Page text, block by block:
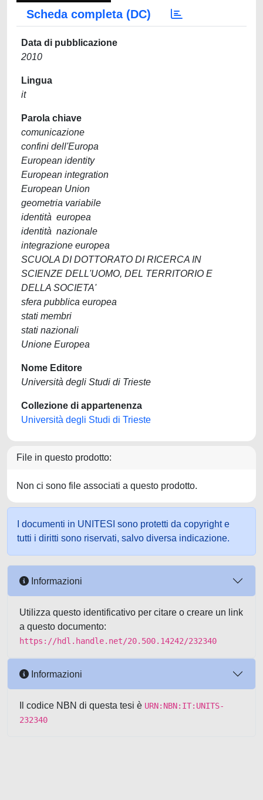
Scheda completa (DC)
Data di pubblicazione
2010
Lingua
it
Parola chiave
comunicazione
confini dell'Europa
European identity
European integration
European Union
geometria variabile
identità europea
identità nazionale
integrazione europea
SCUOLA DI DOTTORATO DI RICERCA IN
SCIENZE DELL'UOMO, DEL TERRITORIO E
DELLA SOCIETA'
sfera pubblica europea
stati membri
stati nazionali
Unione Europea
Nome Editore
Università degli Studi di Trieste
Collezione di appartenenza
Università degli Studi di Trieste
File in questo prodotto:
Non ci sono file associati a questo prodotto.
I documenti in UNITESI sono protetti da copyright e
tutti i diritti sono riservati, salvo diversa indicazione.
Informazioni
Utilizza questo identificativo per citare o creare un link
a questo documento:
https://hdl.handle.net/20.500.14242/232340
Informazioni
Il codice NBN di questa tesi è URN:NBN:IT:UNITS-
232340